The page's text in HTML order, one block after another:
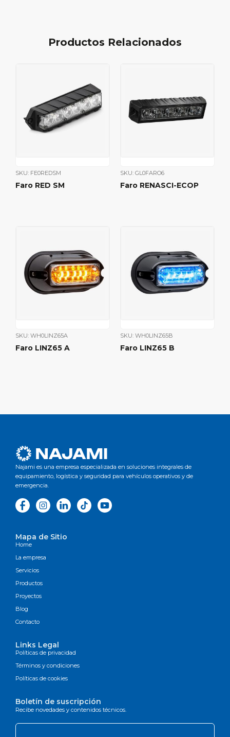
Productos Relacionados
SKU: FE0REDSM
Faro RED SM
SKU: GL0FARO6
Faro RENASCI-ECOP
SKU: WH0LINZ65A
Faro LINZ65 A
SKU: WH0LINZ65B
Faro LINZ65 B
Najami es una empresa especializada en soluciones integrales de
equipamiento, logística y seguridad para vehículos operativos y de
emergencia.
Mapa de Sitio
Home
La empresa
Servicios
Productos
Proyectos
Blog
Contacto
Links Legal
Políticas de privacidad
Términos y condiciones
Políticas de cookies
Boletín de suscripción
Recibe novedades y contenidos técnicos.